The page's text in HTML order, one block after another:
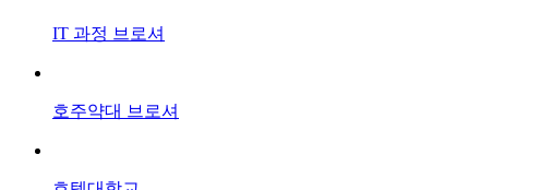
IT 과정 브로셔
호주약대 브로셔